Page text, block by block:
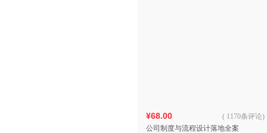
¥68.00
公司制度与流程设计落地全案
( 1170条评论)